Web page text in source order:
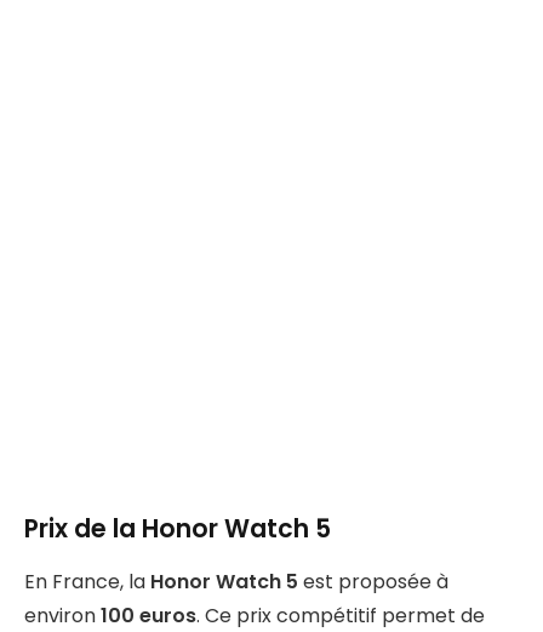
Prix de la Honor Watch 5
En France, la Honor Watch 5 est proposée à
environ100 euros. Ce prix compétitif permet de